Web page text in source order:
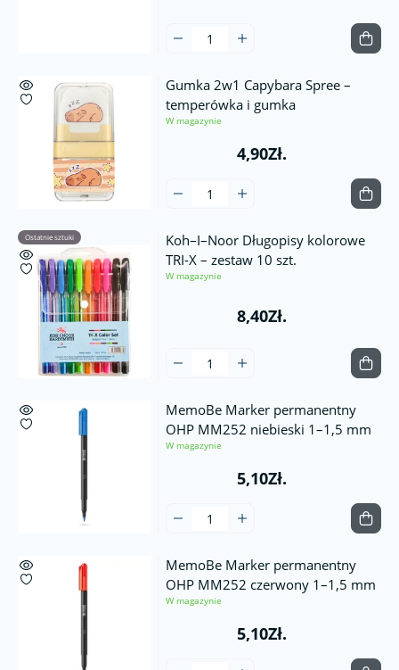
Gumka 2w1 Capybara Spree –
temperówka i gumka
W magazynie
4,90Zł.
Ostatnie sztuki
Koh–I–Noor Długopisy kolorowe
TRI-X – zestaw 10 szt.
W magazynie
8,40Zł.
MemoBe Marker permanentny
OHP MM252 niebieski 1–1,5 mm
W magazynie
5,10Zł.
MemoBe Marker permanentny
OHP MM252 czerwony 1–1,5 mm
W magazynie
5,10Zł.